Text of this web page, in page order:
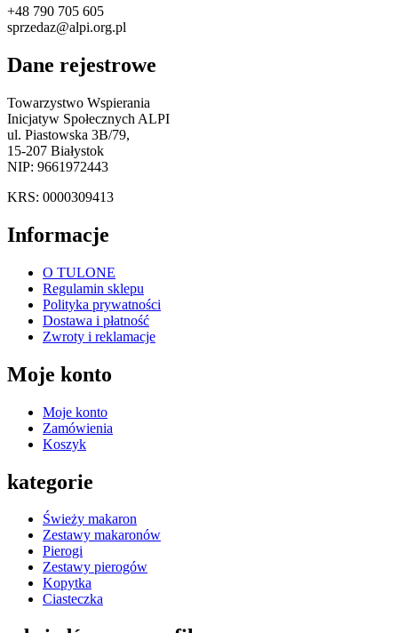
+48 790 705 605
sprzedaz@alpi.org.pl
Dane rejestrowe
Towarzystwo Wspierania
Inicjatyw Społecznych ALPI
ul. Piastowska 3B/79,
15-207 Białystok
NIP: 9661972443
KRS: 0000309413
Informacje
O TULONE
Regulamin sklepu
Polityka prywatności
Dostawa i płatność
Zwroty i reklamacje
Moje konto
Moje konto
Zamówienia
Koszyk
kategorie
Świeży makaron
Zestawy makaronów
Pierogi
Zestawy pierogów
Kopytka
Ciasteczka